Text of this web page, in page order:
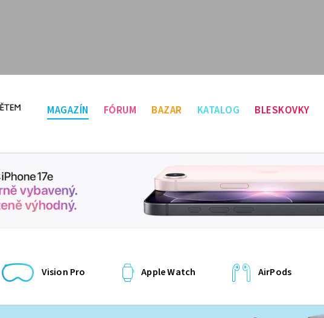
MAGAZÍN FÓRUM BAZAR KATALOG BLESKOVKY
Vision Pro Apple Watch AirPods